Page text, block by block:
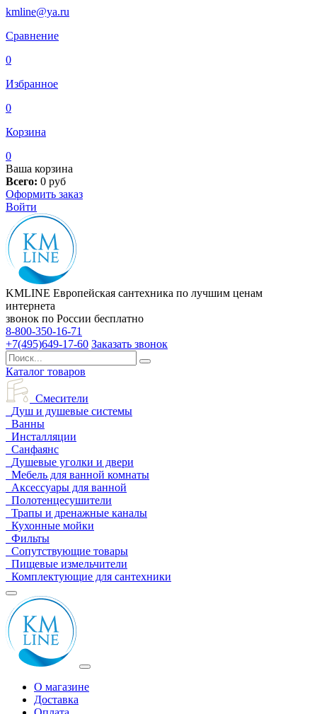
kmline@ya.ru
Сравнение
0
Избранное
0
Корзина
0
Ваша корзина
Всего: 0 руб
Оформить заказ
Войти
KMLINE Европейская сантехника по лучшим ценам
интернета
звонок по России бесплатно
8-800-350-16-71
+7(495)649-17-60 Заказать звонок
Каталог товаров
Смесители
Душ и душевые системы
Ванны
Инсталляции
Санфаянс
Душевые уголки и двери
Мебель для ванной комнаты
Аксессуары для ванной
Полотенцесушители
Трапы и дренажные каналы
Кухонные мойки
Фильты
Сопутствующие товары
Пищевые измельчители
Комплектующие для сантехники
О магазине
Доставка